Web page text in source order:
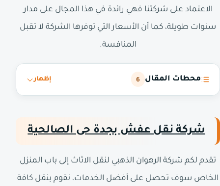
الاعتماد على شركتنا فهي رائدة في هذا المجال على مدار
سنوات طويلة، كما أن الأسعار التي توفرها الشركة لا تقبل
المنافسة.
محطات المقال 6 إظهار
شركة نقل عفش بجدة حى الصالحية
تقدم لكم شركة الرهوان الذهبي لنقل الاثاث إلى باب المنزل
الخاص سوف تحصل على أفضل الخدمات، نقوم بنقل كافة